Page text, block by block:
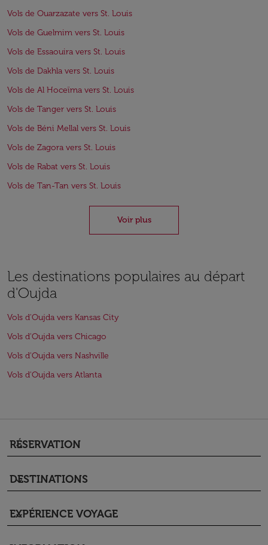
Vols de Ouarzazate vers St. Louis
Vols de Guelmim vers St. Louis
Vols de Essaouira vers St. Louis
Vols de Dakhla vers St. Louis
Vols de Al Hoceïma vers St. Louis
Vols de Tanger vers St. Louis
Vols de Béni Mellal vers St. Louis
Vols de Zagora vers St. Louis
Vols de Rabat vers St. Louis
Vols de Tan-Tan vers St. Louis
Voir plus
Les destinations populaires au départ
d'Oujda
Vols d'Oujda vers Kansas City
Vols d'Oujda vers Chicago
Vols d'Oujda vers Nashville
Vols d'Oujda vers Atlanta
RÉSERVATION
keyboard_arrow_down
DESTINATIONS
keyboard_arrow_down
EXPÉRIENCE VOYAGE
keyboard_arrow_down